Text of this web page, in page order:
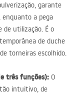
garante
enquanto a pega
de utilização. É o
de duche
torneiras escolhido.
três funções): O
intuitivo, de